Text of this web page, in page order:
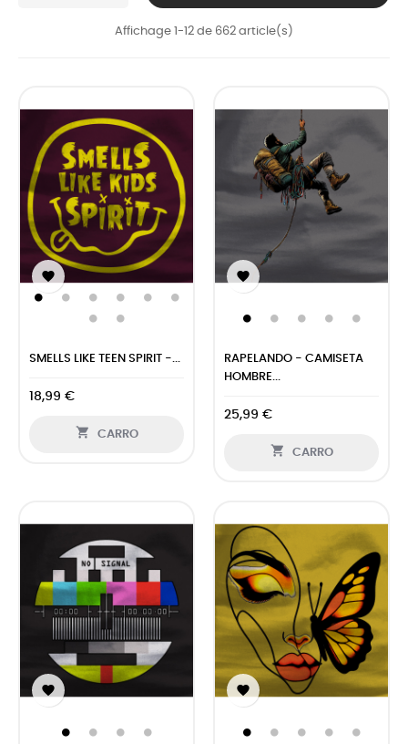
Affichage 1-12 de 662 article(s)

SMELLS LIKE TEEN SPIRIT -...
18,99 €
 CARRO

RAPELANDO - CAMISETA
HOMBRE...
25,99 €
 CARRO
 